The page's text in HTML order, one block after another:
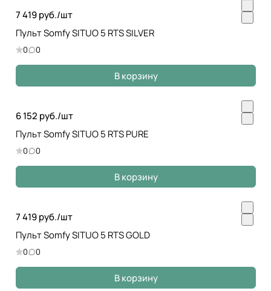
7 419 руб./шт
Пульт Somfy SITUO 5 RTS SILVER
0 0
В корзину
6 152 руб./шт
Пульт Somfy SITUO 5 RTS PURE
0 0
В корзину
7 419 руб./шт
Пульт Somfy SITUO 5 RTS GOLD
0 0
В корзину